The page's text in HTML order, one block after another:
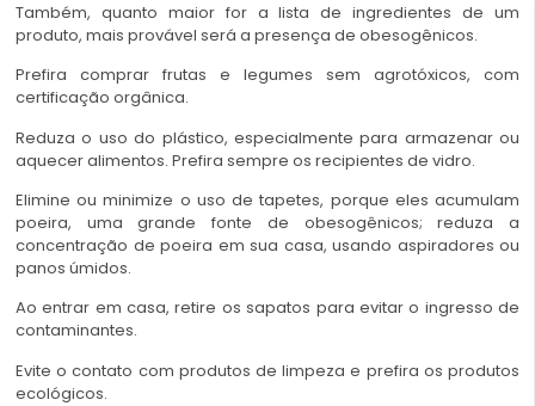
Também, quanto maior for a lista de ingredientes de um
produto, mais provável será a presença de obesogênicos.
Prefira comprar frutas e legumes sem agrotóxicos, com
certificação orgânica.
Reduza o uso do plástico, especialmente para armazenar ou
aquecer alimentos. Prefira sempre os recipientes de vidro.
Elimine ou minimize o uso de tapetes, porque eles acumulam
poeira, uma grande fonte de obesogênicos; reduza a
concentração de poeira em sua casa, usando aspiradores ou
panos úmidos.
Ao entrar em casa, retire os sapatos para evitar o ingresso de
contaminantes.
Evite o contato com produtos de limpeza e prefira os produtos
ecológicos.